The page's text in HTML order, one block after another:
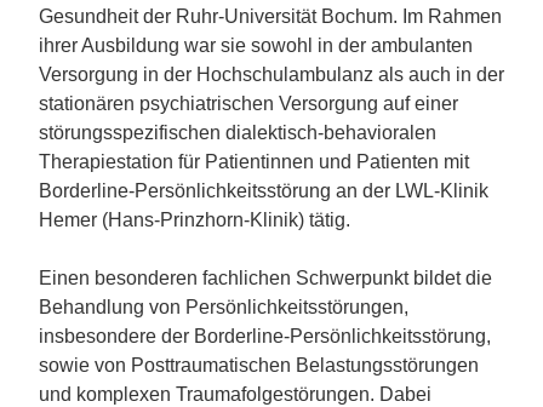
Gesundheit der Ruhr-Universität Bochum. Im Rahmen
ihrer Ausbildung war sie sowohl in der ambulanten
Versorgung in der Hochschulambulanz als auch in der
stationären psychiatrischen Versorgung auf einer
störungsspezifischen dialektisch-behavioralen
Therapiestation für Patientinnen und Patienten mit
Borderline-Persönlichkeitsstörung an der LWL-Klinik
Hemer (Hans-Prinzhorn-Klinik) tätig.
Einen besonderen fachlichen Schwerpunkt bildet die
Behandlung von Persönlichkeitsstörungen,
insbesondere der Borderline-Persönlichkeitsstörung,
sowie von Posttraumatischen Belastungsstörungen
und komplexen Traumafolgestörungen. Dabei